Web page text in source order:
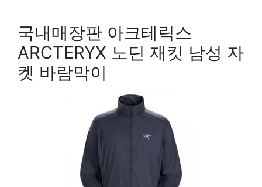
국내매장판 아크테릭스
ARCTERYX 노딘 재킷 남성 자
켓 바람막이